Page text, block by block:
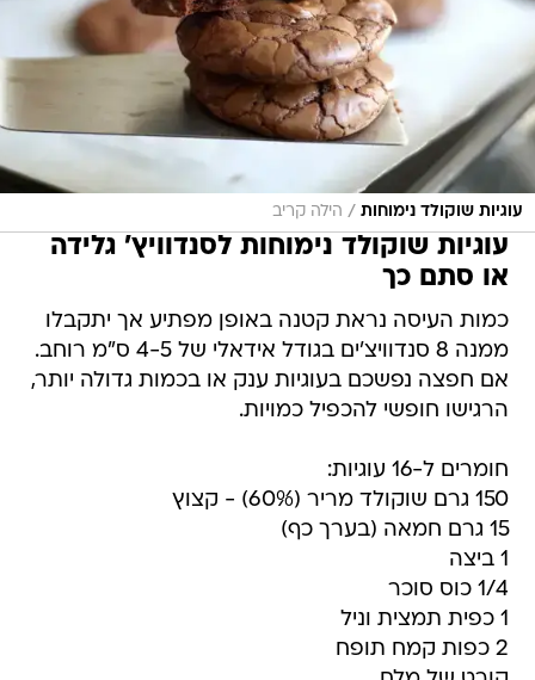
עוגיות שוקולד נימוחות / הילה קריב
עוגיות שוקולד נימוחות לסנדוויץ' גלידה
או סתם כך
כמות העיסה נראת קטנה באופן מפתיע אך יתקבלו
ממנה 8 סנדוויצ'ים בגודל אידאלי של 4-5 ס"מ רוחב.
אם חפצה נפשכם בעוגיות ענק או בכמות גדולה יותר,
הרגישו חופשי להכפיל כמויות.
חומרים ל-16 עוגיות:
150 גרם שוקולד מריר (60%) - קצוץ
15 גרם חמאה (בערך כף)
1 ביצה
1/4 כוס סוכר
1 כפית תמצית וניל
2 כפות קמח תופח